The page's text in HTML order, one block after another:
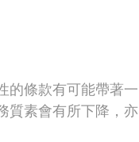
的條款有可能帶著一
質素會有所下降，亦